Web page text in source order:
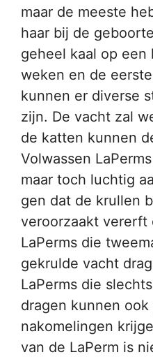
maar de meeste
haar bij de
geheel kaal op
weken en de
kunnen er diverse
zijn. De vacht zal
de katten kunnen
Volwassen
maar toch luchtig
gen dat de krullen
veroorzaakt vererft
LaPerms die
gekrulde vacht
LaPerms die
dragen kunnen ook
nakomelingen
van de LaPerm is